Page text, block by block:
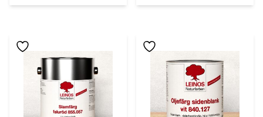
Den här produkten har flera varianter. De olika
Den här produkten har